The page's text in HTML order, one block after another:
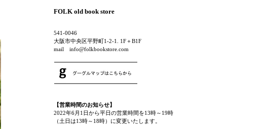
FOLK old book store
541-0046
大阪市中央区平野町1-2-1. 1F＋B1F
mail info@folkbookstore.com
【営業時間のお知らせ】
2022年6月1日から平日の営業時間を13時～19時
（土日は13時～18時）に変更いたします。